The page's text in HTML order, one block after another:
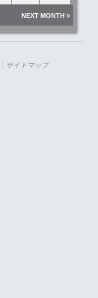
NEXT MONTH »
サイトマップ